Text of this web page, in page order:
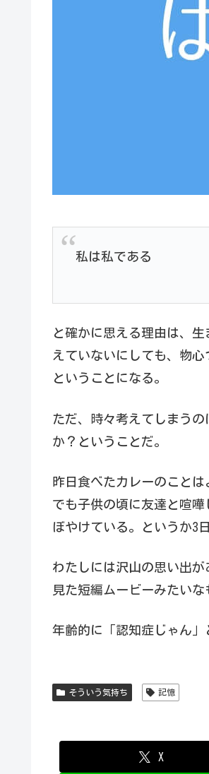
私は私である
と確かに思える理由は、
えていないにしても、物
ということになる。
ただ、時々考えてしまう
か？ということだ。
昨日食べたカレーのこと
でも子供の頃に友達と喧
ぼやけている。というか3
わたしには沢山の思い出
見た短編ムービーみたい
年齢的に「認知症じゃん」
そういう気持ち 記憶
X